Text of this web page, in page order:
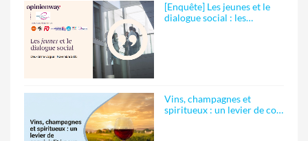
[Enquête] Les jeunes et le
dialogue social : les…
Vins, champagnes et
spiritueux : un levier de co…